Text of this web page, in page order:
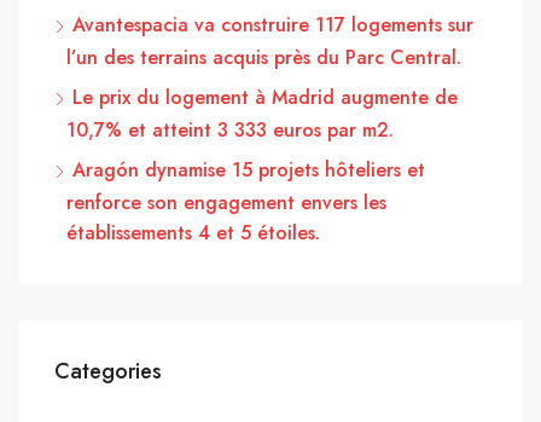
Avantespacia va construire 117 logements sur
l’un des terrains acquis près du Parc Central.
Le prix du logement à Madrid augmente de
10,7% et atteint 3 333 euros par m2.
Aragón dynamise 15 projets hôteliers et
renforce son engagement envers les
établissements 4 et 5 étoiles.
Categories